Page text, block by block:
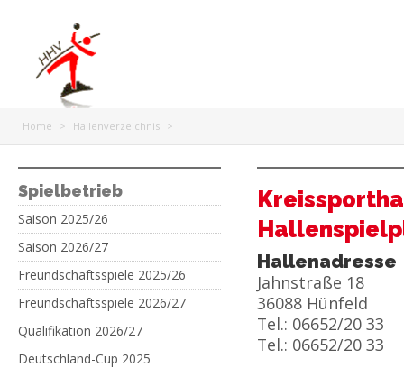
Home > Hallenverzeichnis >
Spielbetrieb
Saison 2025/26
Saison 2026/27
Freundschaftsspiele 2025/26
Freundschaftsspiele 2026/27
Qualifikation 2026/27
Deutschland-Cup 2025
Hallenadresse
Jahnstraße 18
36088 Hünfeld
Tel.: 06652/20 33
Tel.: 06652/20 33